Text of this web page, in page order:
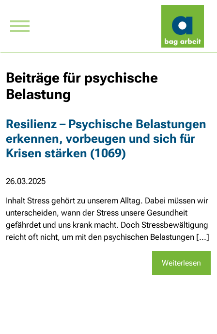
Beiträge für psychische
Belastung
Resilienz – Psychische Belastungen
erkennen, vorbeugen und sich für
Krisen stärken (1069)
26.03.2025
Inhalt Stress gehört zu unserem Alltag. Dabei müssen wir
unterscheiden, wann der Stress unsere Gesundheit
gefährdet und uns krank macht. Doch Stressbewältigung
reicht oft nicht, um mit den psychischen Belastungen [...]
Weiterlesen